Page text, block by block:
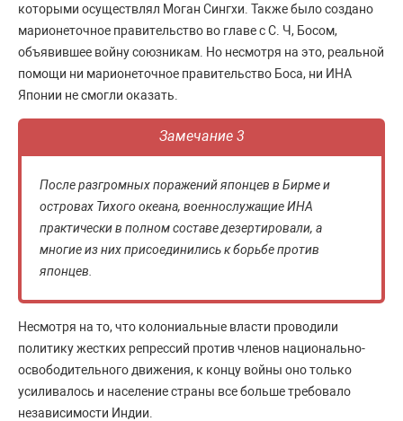
которыми осуществлял Моган Сингхи. Также было создано
марионеточное правительство во главе с С. Ч, Босом,
объявившее войну союзникам. Но несмотря на это, реальной
помощи ни марионеточное правительство Боса, ни ИНА
Японии не смогли оказать.
Замечание 3
После разгромных поражений японцев в Бирме и
островах Тихого океана, военнослужащие ИНА
практически в полном составе дезертировали, а
многие из них присоединились к борьбе против
японцев.
Несмотря на то, что колониальные власти проводили
политику жестких репрессий против членов национально-
освободительного движения, к концу войны оно только
усиливалось и население страны все больше требовало
независимости Индии.